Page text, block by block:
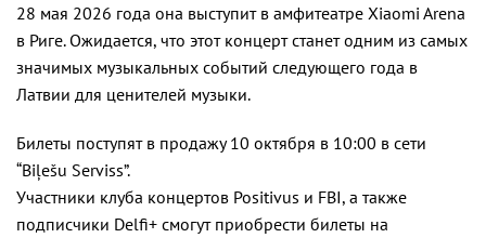
28 мая 2026 года она выступит в амфитеатре Xiaomi Arena
в Риге. Ожидается, что этот концерт станет одним из самых
значимых музыкальных событий следующего года в
Латвии для ценителей музыки.
Билеты поступят в продажу 10 октября в 10:00 в сети
“Biļešu Serviss”.
Участники клуба концертов Positivus и FBI, а также
подписчики Delfi+ смогут приобрести билеты на